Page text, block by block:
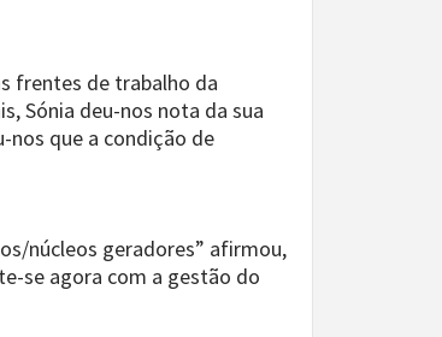
frentes de trabalho da
Sónia deu-nos nota da sua
que a condição de
núcleos geradores” afirmou,
se agora com a gestão do